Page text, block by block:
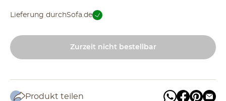
Lieferung durchSofa.de
Zurzeit nicht bestellbar
Produkt teilen